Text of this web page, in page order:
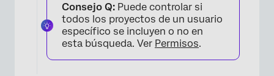
Consejo Q: Puede controlar si
todos los proyectos de un usuario
específico se incluyen o no en
esta búsqueda. Ver Permisos.